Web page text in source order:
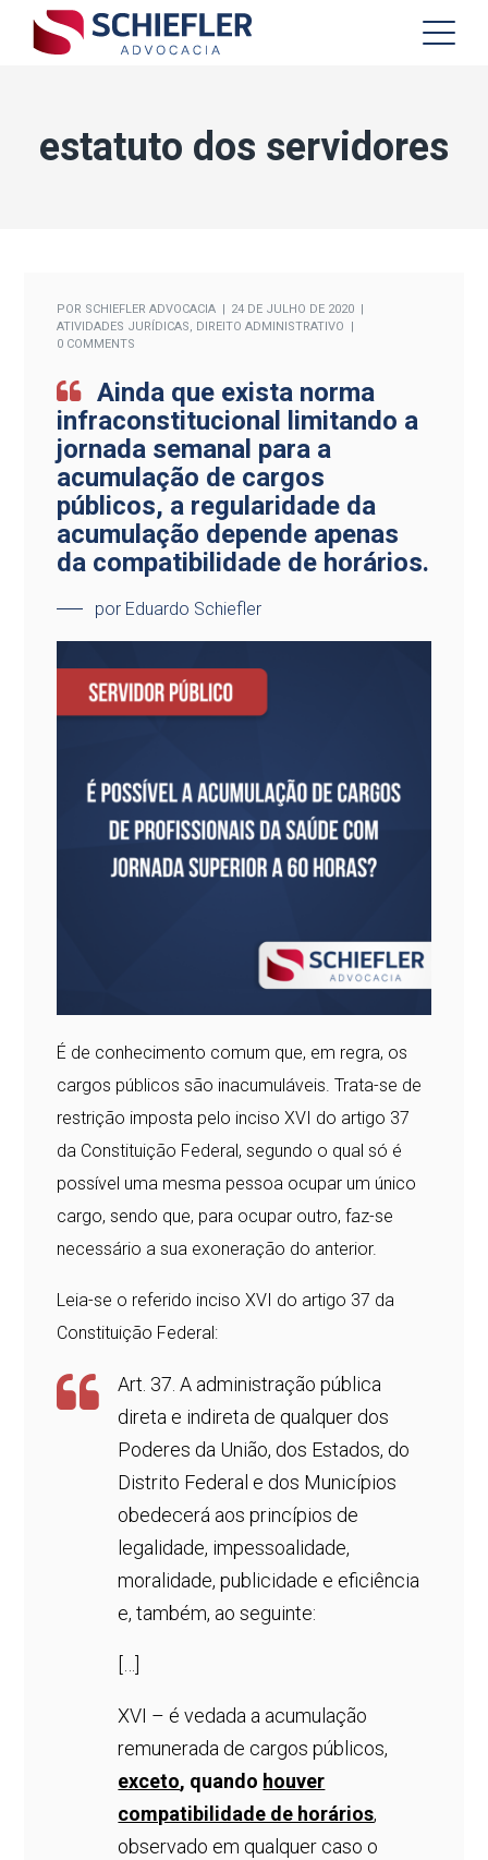
estatuto dos servidores
POR SCHIEFLER ADVOCACIA
24 DE JULHO DE 2020
ATIVIDADES JURÍDICAS, DIREITO ADMINISTRATIVO
0 COMMENTS
Ainda que exista norma
infraconstitucional limitando a
jornada semanal para a
acumulação de cargos
públicos, a regularidade da
acumulação depende apenas
da compatibilidade de horários.
por Eduardo Schiefler
É de conhecimento comum que, em regra, os
cargos públicos são inacumuláveis. Trata-se de
restrição imposta pelo inciso XVI do artigo 37
da Constituição Federal, segundo o qual só é
possível uma mesma pessoa ocupar um único
cargo, sendo que, para ocupar outro, faz-se
necessário a sua exoneração do anterior.
Leia-se o referido inciso XVI do artigo 37 da
Constituição Federal:
Art. 37. A administração pública
direta e indireta de qualquer dos
Poderes da União, dos Estados, do
Distrito Federal e dos Municípios
obedecerá aos princípios de
legalidade, impessoalidade,
moralidade, publicidade e eficiência
e, também, ao seguinte:
XVI – é vedada a acumulação
remunerada de cargos públicos,
exceto, quando houver
compatibilidade de horários,
observado em qualquer caso o